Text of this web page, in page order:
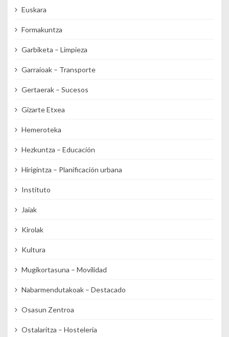
Euskara
Formakuntza
Garbiketa – Limpieza
Garraioak – Transporte
Gertaerak – Sucesos
Gizarte Etxea
Hemeroteka
Hezkuntza – Educación
Hirigintza – Planificación urbana
Instituto
Jaiak
Kirolak
Kultura
Mugikortasuna – Movilidad
Nabarmendutakoak – Destacado
Osasun Zentroa
Ostalaritza – Hostelería